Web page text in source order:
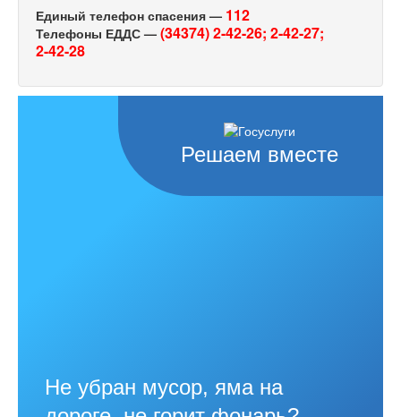
Единый телефон спасения — 112
Телефоны ЕДДС — (34374) 2-42-26; 2-42-27;
2-42-28
Решаем вместе
Не убран мусор, яма на